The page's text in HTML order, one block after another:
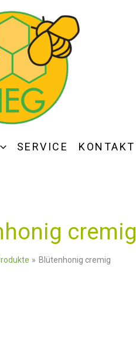
SERVICE KONTAKT
cremig
Blütenhonig cremig